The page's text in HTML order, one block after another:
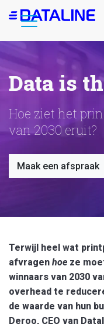
Overslaan
en
inhoud
gaan
Data is
Hoe ziet het
van 2030 eruit?
Maak een afspraak
Terwijl heel wat
afvragen hoe ze
winnaars van 2030
overhead te
de waarde van hun
Deroo, CEO van